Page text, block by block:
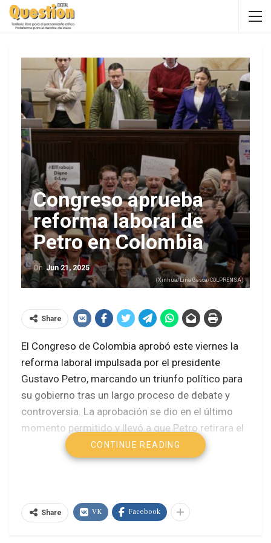
Congreso aprueba
reforma laboral de
Petro en Colombia
On Jun 21, 2025
(Xinhua/Lina Gasca/COLPRENSA)
Share
El Congreso de Colombia aprobó este viernes la
reforma laboral impulsada por el presidente
Gustavo Petro, marcando un triunfo político para
su gobierno tras un largo proceso de debate y
controversia. La aprobación se dio en el último
momento permitido y llevó a que Petro retirara el
polémico decreto conocido como el «decretazo»,
que había generado críticas por convocar una
Colombia: Senado aprueba reforma laboral
en último debate
CONTINUE READING
Share VK Facebook